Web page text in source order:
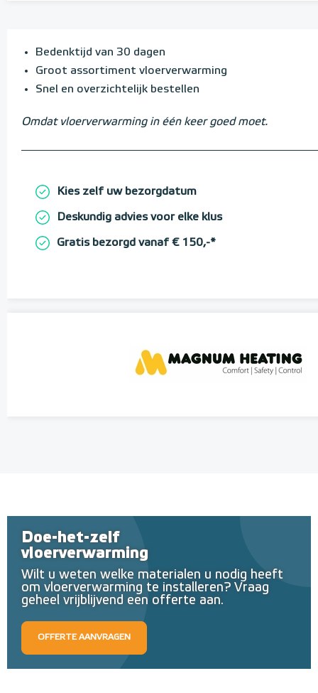
Bedenktijd van 30 dagen
Groot assortiment vloerverwarming
Snel en overzichtelijk bestellen
Omdat vloerverwarming in één keer goed moet.
Kies zelf uw bezorgdatum
Deskundig advies voor elke klus
Gratis bezorgd vanaf € 150,-*
Doe-het-zelf
vloerverwarming
Wilt u weten welke materialen u nodig heeft
om vloerverwarming te installeren? Vraag
geheel vrijblijvend een offerte aan.
OFFERTE AANVRAGEN